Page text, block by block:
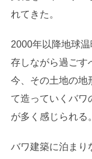
れてきた。
2000年以降地球
存しながら過ごす
今、その土地の地
て造っていくバワ
が多く感じられる。
バワ建築に泊まり